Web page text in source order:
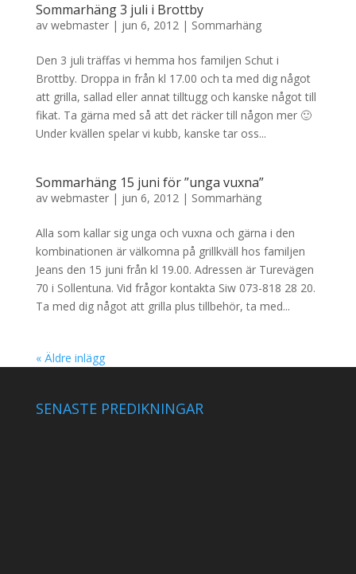
Sommarhäng 3 juli i Brottby
av webmaster| jun 6, 2012| Sommarhäng
Den 3 juli träffas vi hemma hos familjen Schut i
Brottby. Droppa in från kl 17.00 och ta med dig något
att grilla, sallad eller annat tilltugg och kanske något till
fikat. Ta gärna med så att det räcker till någon mer 🙂
Under kvällen spelar vi kubb, kanske tar oss...
Sommarhäng 15 juni för ”unga vuxna”
av webmaster| jun 6, 2012| Sommarhäng
Alla som kallar sig unga och vuxna och gärna i den
kombinationen är välkomna på grillkväll hos familjen
Jeans den 15 juni från kl 19.00. Adressen är Turevägen
70 i Sollentuna. Vid frågor kontakta Siw 073-818 28 20.
Ta med dig något att grilla plus tillbehör, ta med...
« Äldre inlägg
SENASTE PREDIKNINGAR